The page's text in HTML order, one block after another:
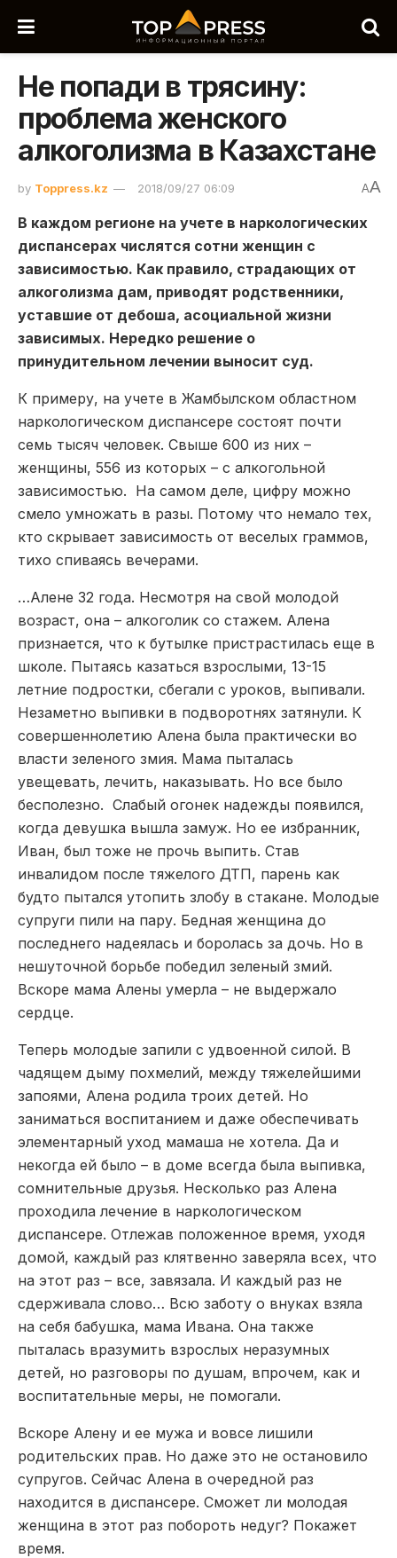
Не попади в трясину:
проблема женского
алкоголизма в Казахстане
by Toppress.kz 2018/09/27 06:09 AA
В каждом регионе на учете в наркологических
диспансерах числятся сотни женщин с
зависимостью. Как правило, страдающих от
алкоголизма дам, приводят родственники,
уставшие от дебоша, асоциальной жизни
зависимых. Нередко решение о
принудительном лечении выносит суд.
К примеру, на учете в Жамбылском областном
наркологическом диспансере состоят почти
семь тысяч человек. Свыше 600 из них –
женщины, 556 из которых – с алкогольной
зависимостью. На самом деле, цифру можно
смело умножать в разы. Потому что немало тех,
кто скрывает зависимость от веселых граммов,
тихо спиваясь вечерами.
…Алене 32 года. Несмотря на свой молодой
возраст, она – алкоголик со стажем. Алена
признается, что к бутылке пристрастилась еще в
школе. Пытаясь казаться взрослыми, 13-15
летние подростки, сбегали с уроков, выпивали.
Незаметно выпивки в подворотнях затянули. К
совершеннолетию Алена была практически во
власти зеленого змия. Мама пыталась
увещевать, лечить, наказывать. Но все было
бесполезно. Слабый огонек надежды появился,
когда девушка вышла замуж. Но ее избранник,
Иван, был тоже не прочь выпить. Став
инвалидом после тяжелого ДТП, парень как
будто пытался утопить злобу в стакане. Молодые
супруги пили на пару. Бедная женщина до
последнего надеялась и боролась за дочь. Но в
нешуточной борьбе победил зеленый змий.
Вскоре мама Алены умерла – не выдержало
сердце.
Теперь молодые запили с удвоенной силой. В
чадящем дыму похмелий, между тяжелейшими
запоями, Алена родила троих детей. Но
заниматься воспитанием и даже обеспечивать
элементарный уход мамаша не хотела. Да и
некогда ей было – в доме всегда была выпивка,
сомнительные друзья. Несколько раз Алена
проходила лечение в наркологическом
диспансере. Отлежав положенное время, уходя
домой, каждый раз клятвенно заверяла всех, что
на этот раз – все, завязала. И каждый раз не
сдерживала слово… Всю заботу о внуках взяла
на себя бабушка, мама Ивана. Она также
пыталась вразумить взрослых неразумных
детей, но разговоры по душам, впрочем, как и
воспитательные меры, не помогали.
Вскоре Алену и ее мужа и вовсе лишили
родительских прав. Но даже это не остановило
супругов. Сейчас Алена в очередной раз
находится в диспансере. Сможет ли молодая
женщина в этот раз побороть недуг? Покажет
время.